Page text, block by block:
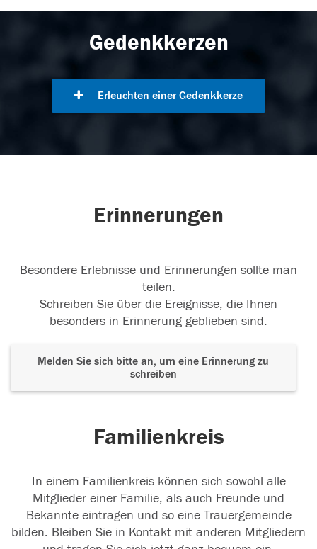
Gedenkkerzen
Erleuchten einer Gedenkkerze
Erinnerungen
Besondere Erlebnisse und Erinnerungen sollte man
teilen.
Schreiben Sie über die Ereignisse, die Ihnen
besonders in Erinnerung geblieben sind.
Melden Sie sich bitte an, um eine Erinnerung zu
schreiben
Familienkreis
In einem Familienkreis können sich sowohl alle
Mitglieder einer Familie, als auch Freunde und
Bekannte eintragen und so eine Trauergemeinde
bilden. Bleiben Sie in Kontakt mit anderen Mitgliedern